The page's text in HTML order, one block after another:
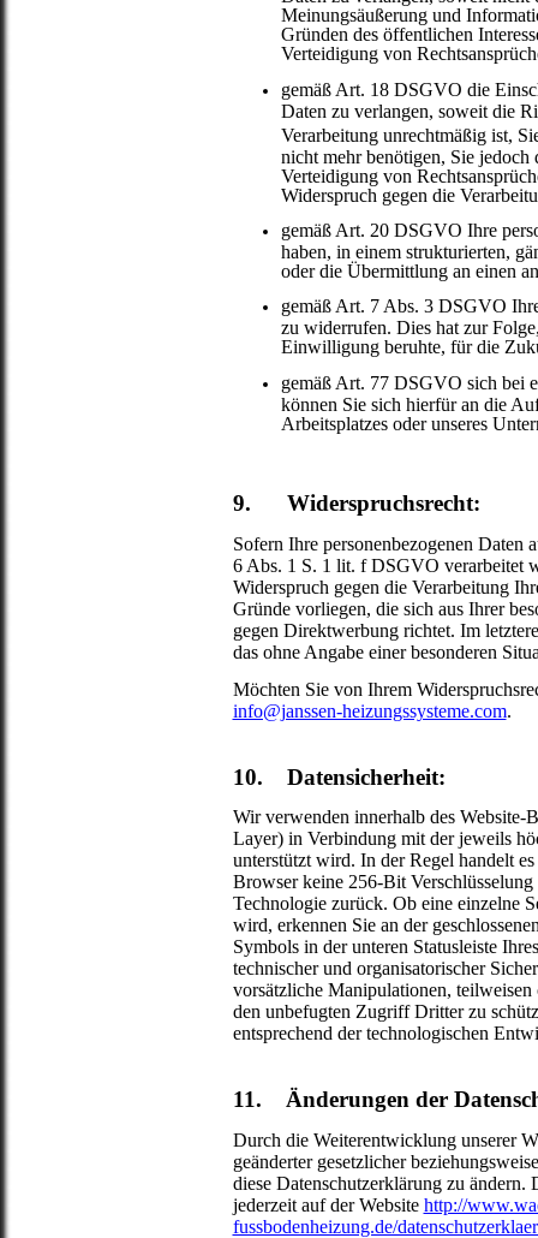
Meinungsäußerung und
Gründen des öffentlichen
Verteidigung von
gemäß Art. 18 DSGVO die
Daten zu verlangen, soweit die
Verarbeitung unrechtmäßig ist,
nicht mehr benötigen, Sie jedoch
Verteidigung von
Widerspruch gegen die
gemäß Art. 20 DSGVO Ihre
haben, in einem strukturierten,
oder die Übermittlung an einen
gemäß Art. 7 Abs. 3 DSGVO
zu widerrufen. Dies hat zur
Einwilligung beruhte, für die
gemäß Art. 77 DSGVO sich bei
können Sie sich hierfür an die
Arbeitsplatzes oder unseres
9. Widerspruchsrecht:
Sofern Ihre personenbezogenen Daten
6 Abs. 1 S. 1 lit. f DSGVO verarbeitet
Widerspruch gegen die Verarbeitung
Gründe vorliegen, die sich aus Ihrer
gegen Direktwerbung richtet. Im
das ohne Angabe einer besonderen
Möchten Sie von Ihrem
info@janssen-heizungssysteme.com.
10. Datensicherheit:
Wir verwenden innerhalb des Website-
Layer) in Verbindung mit der jeweils
unterstützt wird. In der Regel handelt
Browser keine 256-Bit
Technologie zurück. Ob eine einzelne
wird, erkennen Sie an der
Symbols in der unteren Statusleiste
technischer und organisatorischer
vorsätzliche Manipulationen,
den unbefugten Zugriff Dritter zu
entsprechend der technologischen
11. Änderungen der
Durch die Weiterentwicklung unserer
geänderter gesetzlicher
diese Datenschutzerklärung zu
jederzeit auf der Website http://
fussbodenheizung.de/